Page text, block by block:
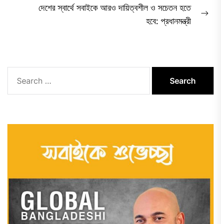
দেশের স্বার্থে সবাইকে আরও দায়িত্বশীল ও সচেতন হতে
হবে: প্রধানমন্ত্রী
for: